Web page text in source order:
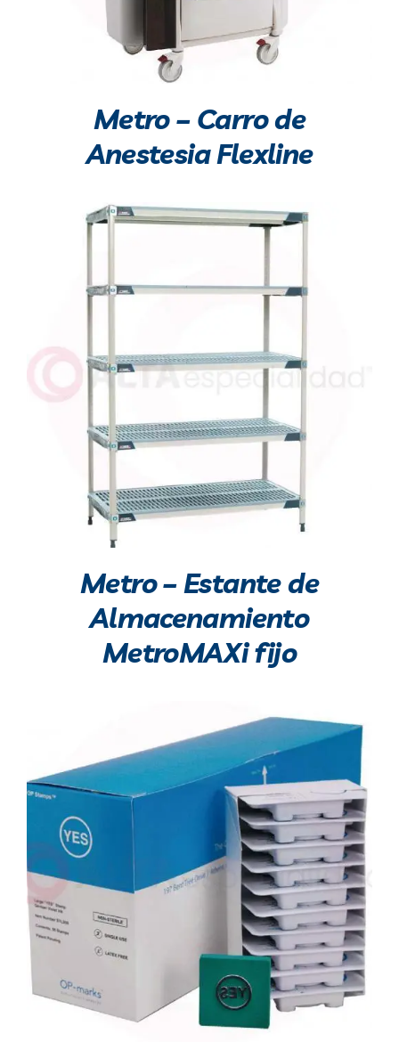
Metro – Carro de
Anestesia Flexline
Metro – Estante de
Almacenamiento
MetroMAXi fijo